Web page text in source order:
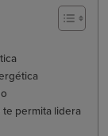
permita lidera